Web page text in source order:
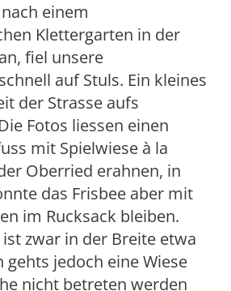
einem
Klettergarten in der
fiel unsere
auf Stuls. Ein kleines
der Strasse aufs
Fotos liessen einen
mit Spielwiese à la
Oberried erahnen, in
das Frisbee aber mit
im Rucksack bleiben.
zwar in der Breite etwa
gehts jedoch eine Wiese
nicht betreten werden